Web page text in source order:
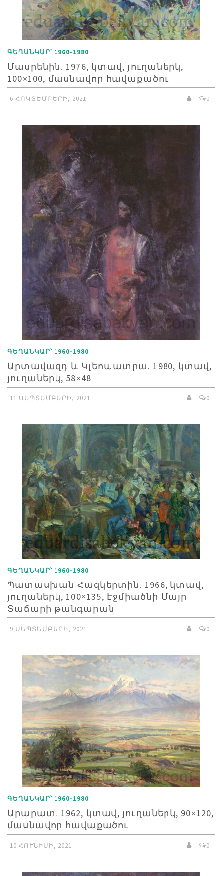
ԳԵՂԱՆԿԱՐ՝ 1960-1980
Մասրենին. 1976, կտավ, յուղաներկ,
100×100, մասնավոր հավաքածու
6 ՀՈԿՏԵՄԲԵՐԻ, 2021 0
ԳԵՂԱՆԿԱՐ՝ 1960-1980
Արտավազդ և Կլեոպատրա. 1980, կտավ,
յուղաներկ, 58×48
11 ՍԵՊՏԵՄԲԵՐԻ, 2021 0
ԳԵՂԱՆԿԱՐ՝ 1960-1980
Պատասխան Հազկերտին. 1966, կտավ,
յուղաներկ, 100×135, Էջմիածնի Մայր
Տաճարի թանգարան
9 ՍԵՊՏԵՄԲԵՐԻ, 2021 0
ԳԵՂԱՆԿԱՐ՝ 1960-1980
Արարատ. 1962, կտավ, յուղաներկ, 90×120,
մասնավոր հավաքածու
10 ՀՈՒՆԻՍԻ, 2021 0